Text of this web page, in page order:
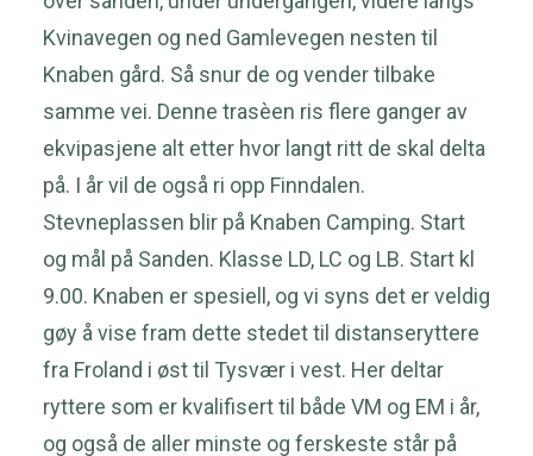
Kvinavegen og ned Gamlevegen nesten til
Knaben gård. Så snur de og vender tilbake
samme vei. Denne trasèen ris flere ganger av
ekvipasjene alt etter hvor langt ritt de skal delta
på. I år vil de også ri opp Finndalen.
Stevneplassen blir på Knaben Camping. Start
og mål på Sanden. Klasse LD, LC og LB. Start kl
9.00. Knaben er spesiell, og vi syns det er veldig
gøy å vise fram dette stedet til distanseryttere
fra Froland i øst til Tysvær i vest. Her deltar
ryttere som er kvalifisert til både VM og EM i år,
og også de aller minste og ferskeste står på